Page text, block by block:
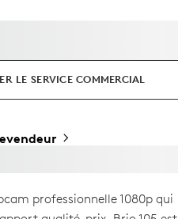
LE SERVICE COMMERCIAL
professionnelle 1080p qui